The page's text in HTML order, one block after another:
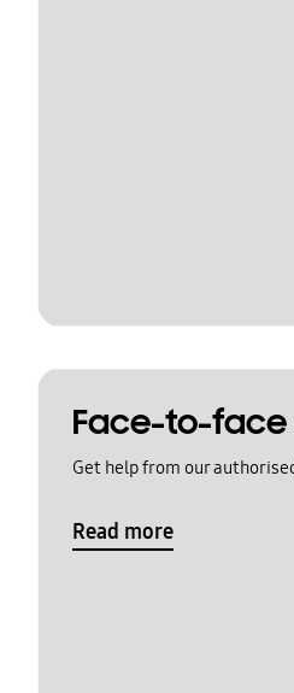
Face-to-
Get help from our
Read more